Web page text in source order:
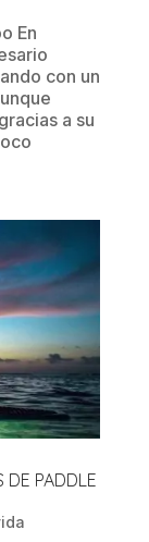
En
con un
a su
DE PADDLE